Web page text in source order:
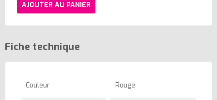
AJOUTER AU PANIER
Fiche technique
Couleur Rouge